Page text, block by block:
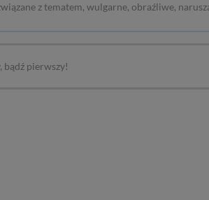
z tematem, wulgarne, obraźliwe,
bądź pierwszy!